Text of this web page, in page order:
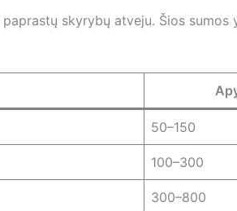
skyrybų atveju. Šios sumos
50–150
100–300
300–800